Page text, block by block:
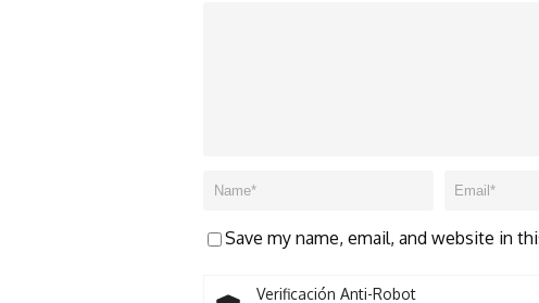
Save my name, email, and website in
Verificación Anti-Robot